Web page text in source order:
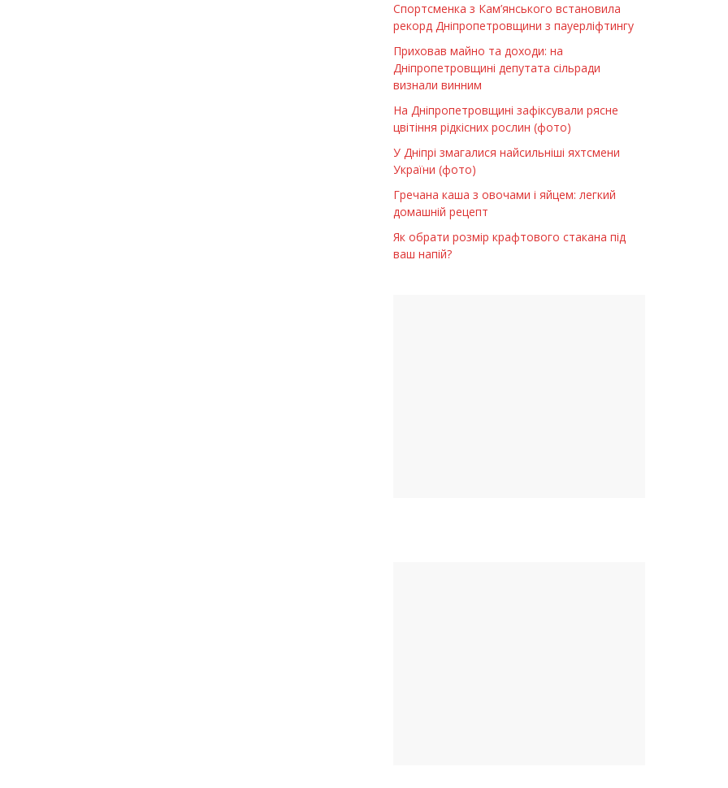
Спортсменка з Кам’янського встановила
рекорд Дніпропетровщини з пауерліфтингу
Приховав майно та доходи: на
Дніпропетровщині депутата сільради
визнали винним
На Дніпропетровщині зафіксували рясне
цвітіння рідкісних рослин (фото)
У Дніпрі змагалися найсильніші яхтсмени
України (фото)
Гречана каша з овочами і яйцем: легкий
домашній рецепт
Як обрати розмір крафтового стакана під
ваш напій?